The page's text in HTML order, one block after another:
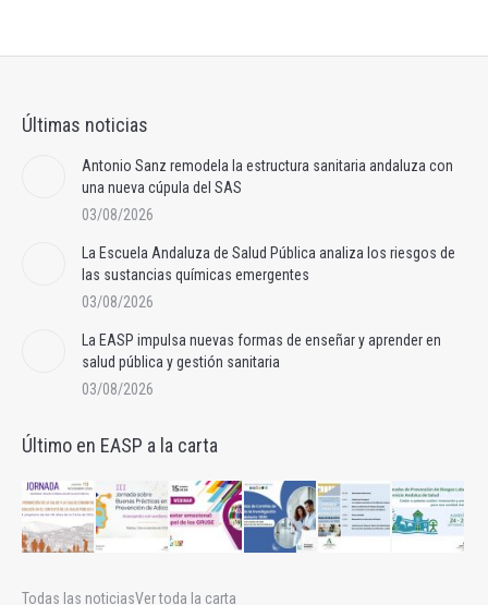
Últimas noticias
Antonio Sanz remodela la estructura sanitaria andaluza con
una nueva cúpula del SAS
03/08/2026
La Escuela Andaluza de Salud Pública analiza los riesgos de
las sustancias químicas emergentes
03/08/2026
La EASP impulsa nuevas formas de enseñar y aprender en
salud pública y gestión sanitaria
03/08/2026
Último en EASP a la carta
Todas las noticiasVer toda la carta